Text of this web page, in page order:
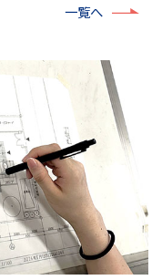
一覧へ